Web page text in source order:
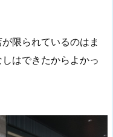
限られているのはま
はできたからよかっ